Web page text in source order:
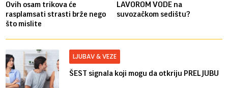
Ovih osam trikova će
rasplamsati strasti brže nego
što mislite
LAVOROM VODE na
suvozačkom sedištu?
LJUBAV & VEZE
ŠEST signala koji mogu da otkriju PRELJUBU